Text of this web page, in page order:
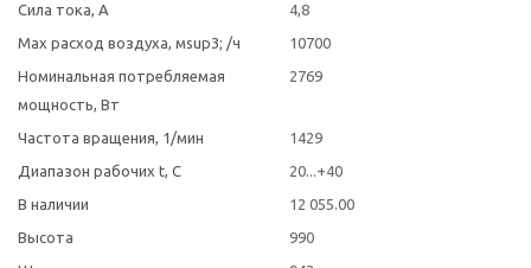
Сила тока, А
4,8
Max расход воздуха, мsup3; /ч
10700
Номинальная потребляемая
мощность, Вт
2769
Частота вращения, 1/мин
1429
Диапазон рабочих t, C
20...+40
В наличии
12 055.00
Высота
990